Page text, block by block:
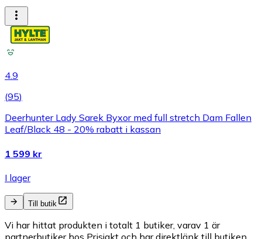
4.9
(95)
Deerhunter Lady Sarek Byxor med full stretch Dam Fallen
Leaf/Black 48 - 20% rabatt i kassan
1 599 kr
I lager
Till butik
Vi har hittat produkten i totalt 1 butiker, varav 1 är
partnerbutiker hos Prisjakt och har direktlänk till butiken.